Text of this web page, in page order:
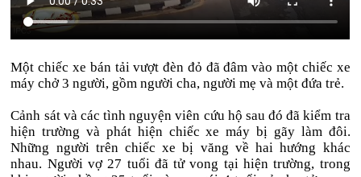
Một chiếc xe bán tải vượt đèn đỏ đã đâm vào một chiếc xe
máy chở 3 người, gồm người cha, người mẹ và một đứa trẻ.
Cảnh sát và các tình nguyện viên cứu hộ sau đó đã kiểm tra
hiện trường và phát hiện chiếc xe máy bị gãy làm đôi.
Những người trên chiếc xe bị văng về hai hướng khác
nhau. Người vợ 27 tuổi đã tử vong tại hiện trường, trong